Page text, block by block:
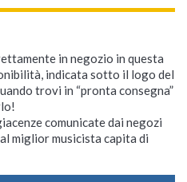
in negozio in questa
indicata sotto il logo del
trovi in “pronta consegna”
comunicate dai negozi
miglior musicista capita di